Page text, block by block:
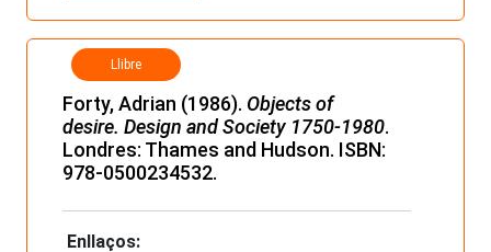
Llibre
Forty, Adrian (1986). Objects of
desire. Design and Society 1750-1980.
Londres: Thames and Hudson. ISBN:
978-0500234532.
Enllaços: